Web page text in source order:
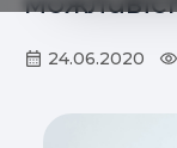
24.06.2020